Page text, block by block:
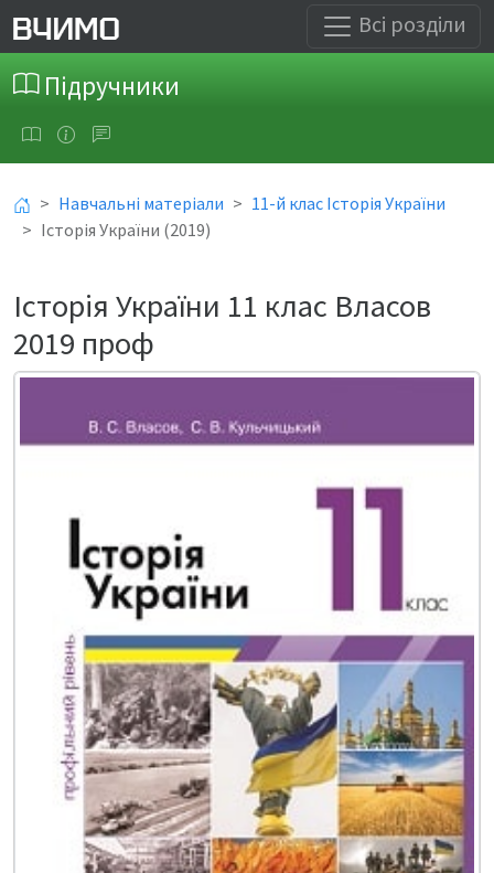
Всі розділи
Підручники
Навчальні матеріали
11-й клас Історія України
Історія України (2019)
Історія України 11 клас Власов
2019 проф